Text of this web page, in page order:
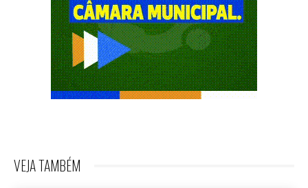
VEJA TAMBÉM